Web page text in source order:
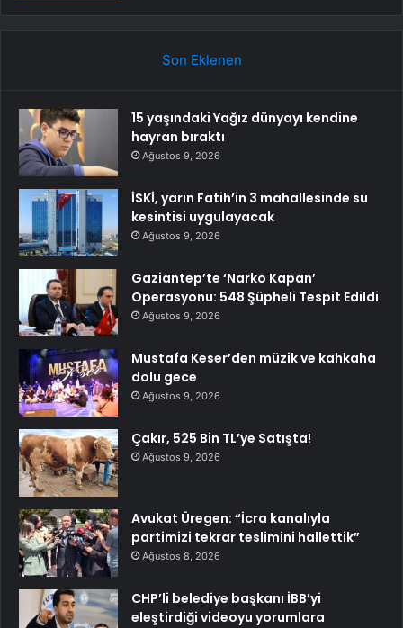
Son Eklenen
15 yaşındaki Yağız dünyayı kendine
hayran bıraktı
Ağustos 9, 2026
İSKİ, yarın Fatih’in 3 mahallesinde su
kesintisi uygulayacak
Ağustos 9, 2026
Gaziantep’te ‘Narko Kapan’
Operasyonu: 548 Şüpheli Tespit Edildi
Ağustos 9, 2026
Mustafa Keser’den müzik ve kahkaha
dolu gece
Ağustos 9, 2026
Çakır, 525 Bin TL’ye Satışta!
Ağustos 9, 2026
Avukat Üregen: “İcra kanalıyla
partimizi tekrar teslimini hallettik”
Ağustos 8, 2026
CHP’li belediye başkanı İBB’yi
eleştirdiği videoyu yorumlara